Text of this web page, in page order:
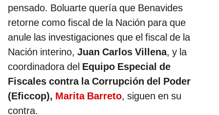
pensado. Boluarte quería que Benavides
retorne como fiscal de la Nación para que
anule las investigaciones que el fiscal de la
Nación interino, Juan Carlos Villena, y la
coordinadora del Equipo Especial de
Fiscales contra la Corrupción del Poder
(Eficcop), Marita Barreto, siguen en su
contra.